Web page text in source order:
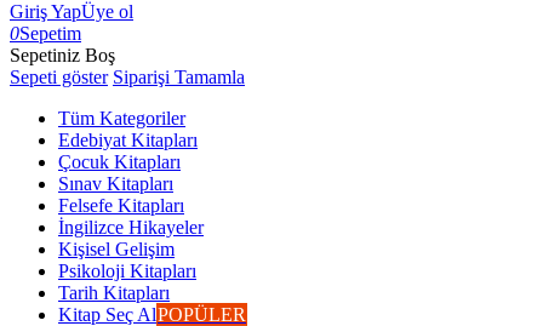
Giriş YapÜye ol
0Sepetim
Sepetiniz Boş
Sepeti göster Siparişi Tamamla
Tüm Kategoriler
Edebiyat Kitapları
Çocuk Kitapları
Sınav Kitapları
Felsefe Kitapları
İngilizce Hikayeler
Kişisel Gelişim
Psikoloji Kitapları
Tarih Kitapları
Kitap Seç AlPOPÜLER